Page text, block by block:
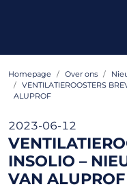
Homepage Over ons
VENTILATIEROOSTERS
ALUPROF
2023-06-12
INSOLIO –
VAN ALUPROF